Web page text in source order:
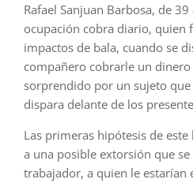
Rafael Sanjuan Barbosa, de
ocupación cobra diario, quien
impactos de bala, cuando se
compañero cobrarle un
sorprendido por un sujeto
dispara delante de los
Las primeras hipótesis de
a una posible extorsión que
trabajador, a quien le estarían